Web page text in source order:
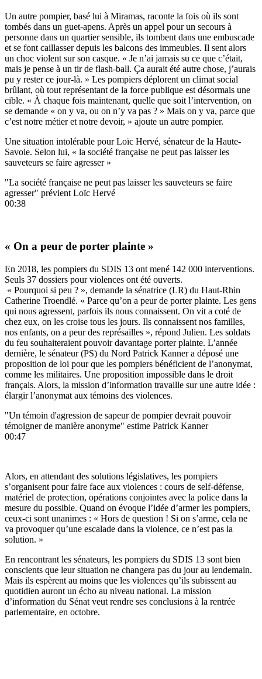
Un autre pompier, basé lui à Miramas, raconte la fois où ils sont
tombés dans un guet-apens. Après un appel pour un secours à
personne dans un quartier sensible, ils tombent dans une embuscade
et se font caillasser depuis les balcons des immeubles. Il sent alors
un choc violent sur son casque. « Je n’ai jamais su ce que c’était,
mais je pense à un tir de flash-ball. Ça aurait été autre chose, j’aurais
pu y rester ce jour-là. » Les pompiers déplorent un climat social
brûlant, où tout représentant de la force publique est désormais une
cible. « À chaque fois maintenant, quelle que soit l’intervention, on
se demande « on y va, ou on n’y va pas ? » Mais on y va, parce que
c’est notre métier et notre devoir, » ajoute un autre pompier.
Une situation intolérable pour Loïc Hervé, sénateur de la Haute-
Savoie. Selon lui, « la société française ne peut pas laisser les
sauveteurs se faire agresser »
"La société française ne peut pas laisser les sauveteurs se faire
agresser" prévient Loïc Hervé
00:38
« On a peur de porter plainte »
En 2018, les pompiers du SDIS 13 ont mené 142 000 interventions.
Seuls 37 dossiers pour violences ont été ouverts.
« Pourquoi si peu ? », demande la sénatrice (LR) du Haut-Rhin
Catherine Troendlé. « Parce qu’on a peur de porter plainte. Les gens
qui nous agressent, parfois ils nous connaissent. On vit a coté de
chez eux, on les croise tous les jours. Ils connaissent nos familles,
nos enfants, on a peur des représailles », répond Julien. Les soldats
du feu souhaiteraient pouvoir davantage porter plainte. L’année
dernière, le sénateur (PS) du Nord Patrick Kanner a déposé une
proposition de loi pour que les pompiers bénéficient de l’anonymat,
comme les militaires. Une proposition impossible dans le droit
français. Alors, la mission d’information travaille sur une autre idée :
élargir l’anonymat aux témoins des violences.
"Un témoin d'agression de sapeur de pompier devrait pouvoir
témoigner de manière anonyme" estime Patrick Kanner
00:47
Alors, en attendant des solutions législatives, les pompiers
s’organisent pour faire face aux violences : cours de self-défense,
matériel de protection, opérations conjointes avec la police dans la
mesure du possible. Quand on évoque l’idée d’armer les pompiers,
ceux-ci sont unanimes : « Hors de question ! Si on s’arme, cela ne
va provoquer qu’une escalade dans la violence, ce n’est pas la
solution. »
En rencontrant les sénateurs, les pompiers du SDIS 13 sont bien
conscients que leur situation ne changera pas du jour au lendemain.
Mais ils espèrent au moins que les violences qu’ils subissent au
quotidien auront un écho au niveau national. La mission
d’information du Sénat veut rendre ses conclusions à la rentrée
parlementaire, en octobre.